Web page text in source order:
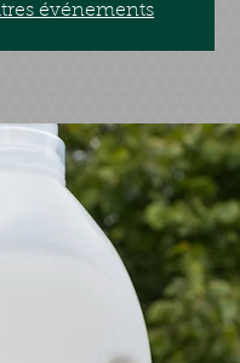
événements